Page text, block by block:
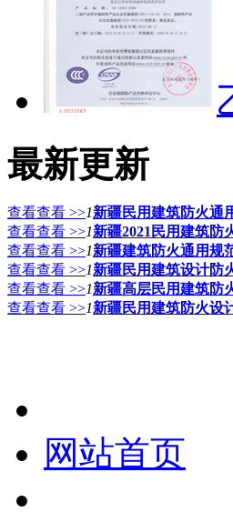
最新更新
查看查看 >>1新疆民用建筑防火通
查看查看 >>1新疆2021民用建筑防
查看查看 >>1新疆建筑防火通用规
查看查看 >>1新疆民用建筑设计防
查看查看 >>1新疆高层民用建筑防
查看查看 >>1新疆民用建筑防火设
网站首页